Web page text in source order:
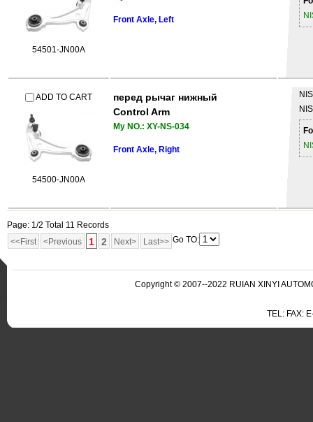
54501-JN00A
Front Axle, Left
ADD TO CART
54500-JN00A
перед рычаг нижный
Control Arm
My NO.: XY-NS-034
Front Axle, Right
Page: 1/2 Total 11 Records
<<First
<Previous 1 2 Next> Last>> Go TO:
Copyright © 2007--2022 RUIAN XINYI
TEL: FAX: